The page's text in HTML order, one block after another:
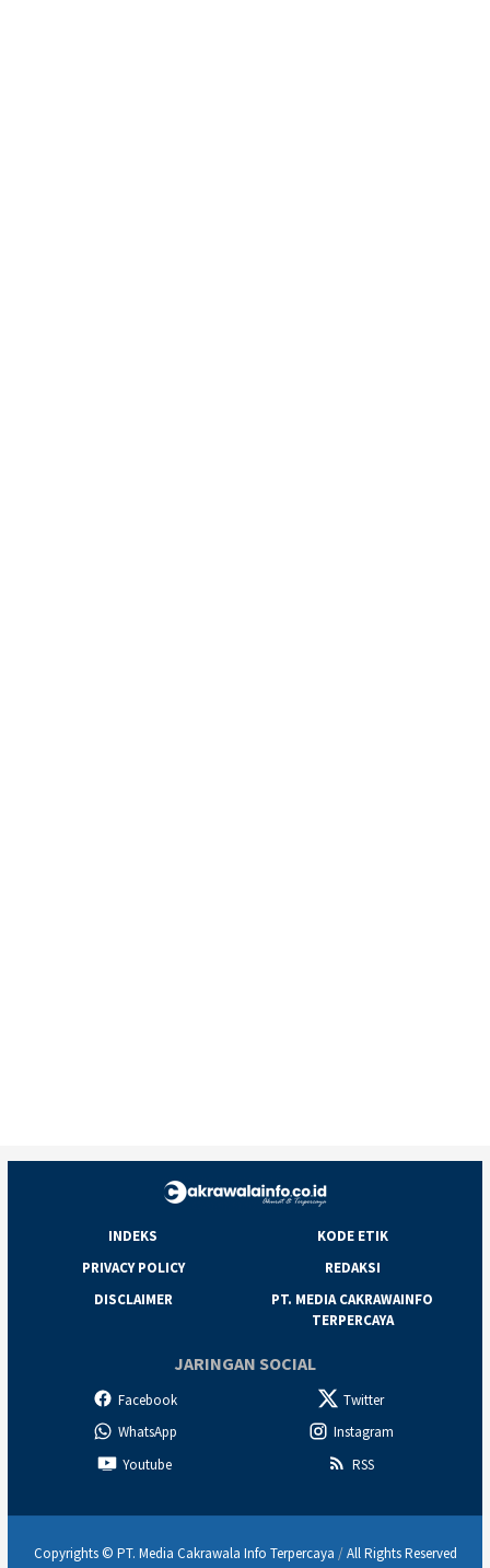
INDEKS
KODE ETIK
PRIVACY POLICY
REDAKSI
DISCLAIMER
PT. MEDIA CAKRAWAINFO
TERPERCAYA
JARINGAN SOCIAL
Facebook
Twitter
WhatsApp
Instagram
Youtube
RSS
Copyrights © PT. Media Cakrawala Info Terpercaya /All Rights Reserved